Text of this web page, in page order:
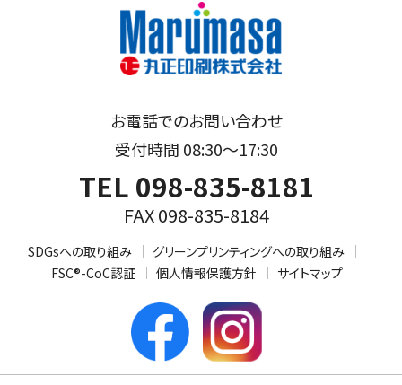
お電話でのお問い合わせ
受付時間 08:30～17:30
TEL 098-835-8181
FAX 098-835-8184
SDGsへの取り組み
グリーンプリンティングへの取り組み
FSC®-CoC認証
個人情報保護方針 サイトマップ